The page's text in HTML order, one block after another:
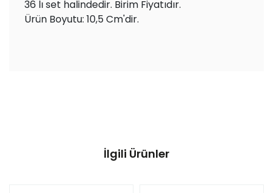
36 lı set halindedir. Birim Fiyatıdır.
Ürün Boyutu: 10,5 Cm'dir.
İlgili Ürünler